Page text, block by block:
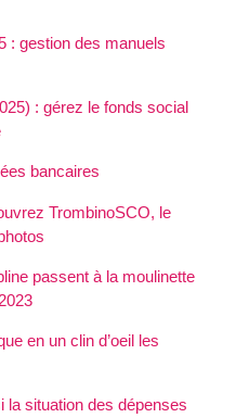
: gestion des manuels
: gérez le fonds social
bancaires
TrombinoSCO, le
passent à la moulinette
en un clin d’oeil les
la situation des dépenses